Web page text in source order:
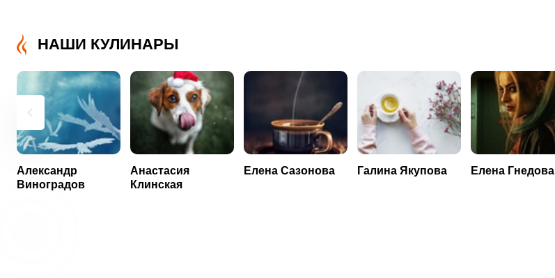
НАШИ КУЛИНАРЫ
Александр
Виноградов
Анастасия
Клинская
Елена Сазонова Галина Якупова Елена Гнедова